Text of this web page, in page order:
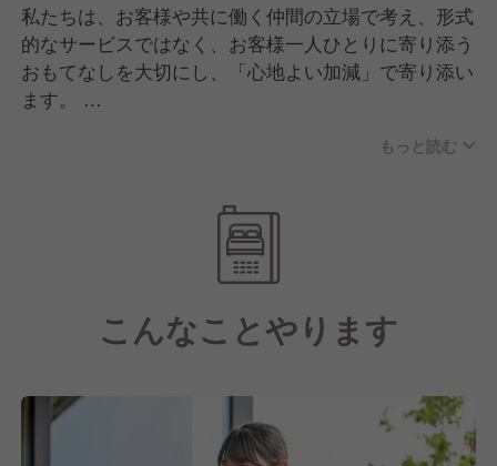
私たちは、お客様や共に働く仲間の⽴場で考え、形式
的なサービスではなく、お客様一人ひとりに寄り添う
おもてなしを大切にし、「⼼地よい加減」で寄り添い
ます。
上質な空間づくりときめ細かなサービスにこだわり、
お客様の「また来たい」を引き出すホテルであり続け
ます。チーム全体で満足度向上に取り組む姿勢が自慢
社員一人ひとりの成長と働きやすい環境作りにも注
力。自己啓発や研修制度の充実により、スタッフが自
信と誇りを持って働ける職場を実現しています。
もっと読む
こんなことやります